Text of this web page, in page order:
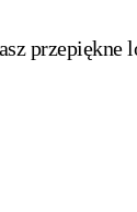
przepiękne